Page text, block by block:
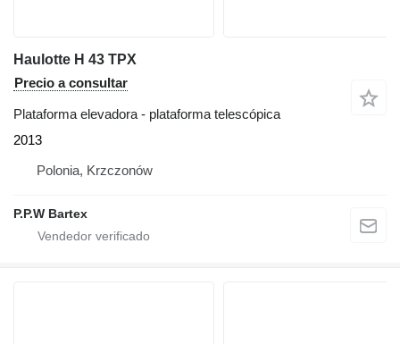
Haulotte H 43 TPX
Precio a consultar
Plataforma elevadora - plataforma telescópica
2013
Polonia, Krzczonów
P.P.W Bartex